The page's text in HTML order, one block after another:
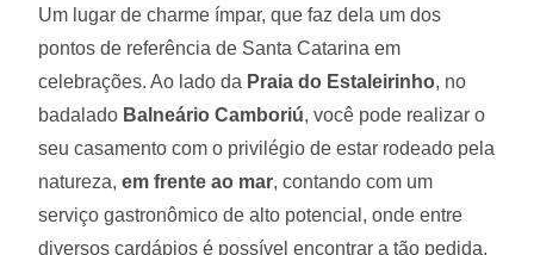
Um lugar de charme ímpar, que faz dela um dos
pontos de referência de Santa Catarina em
celebrações. Ao lado da Praia do Estaleirinho, no
badalado Balneário Camboriú, você pode realizar o
seu casamento com o privilégio de estar rodeado pela
natureza,em frente ao mar, contando com um
serviço gastronômico de alto potencial, onde entre
diversos cardápios é possível encontrar a tão pedida,